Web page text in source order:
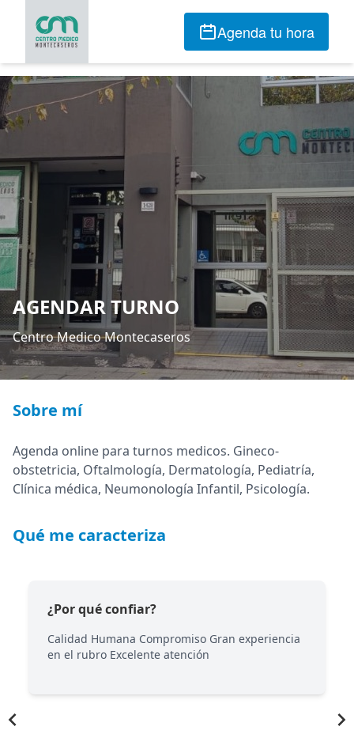
Agenda tu hora
AGENDAR TURNO
Centro Medico Montecaseros
Sobre mí
Agenda online para turnos medicos. Gineco-
obstetricia, Oftalmología, Dermatología, Pediatría,
Clínica médica, Neumonología Infantil, Psicología.
Qué me caracteriza
¿Por qué confiar?
Calidad Humana Compromiso Gran experiencia
en el rubro Excelente atención